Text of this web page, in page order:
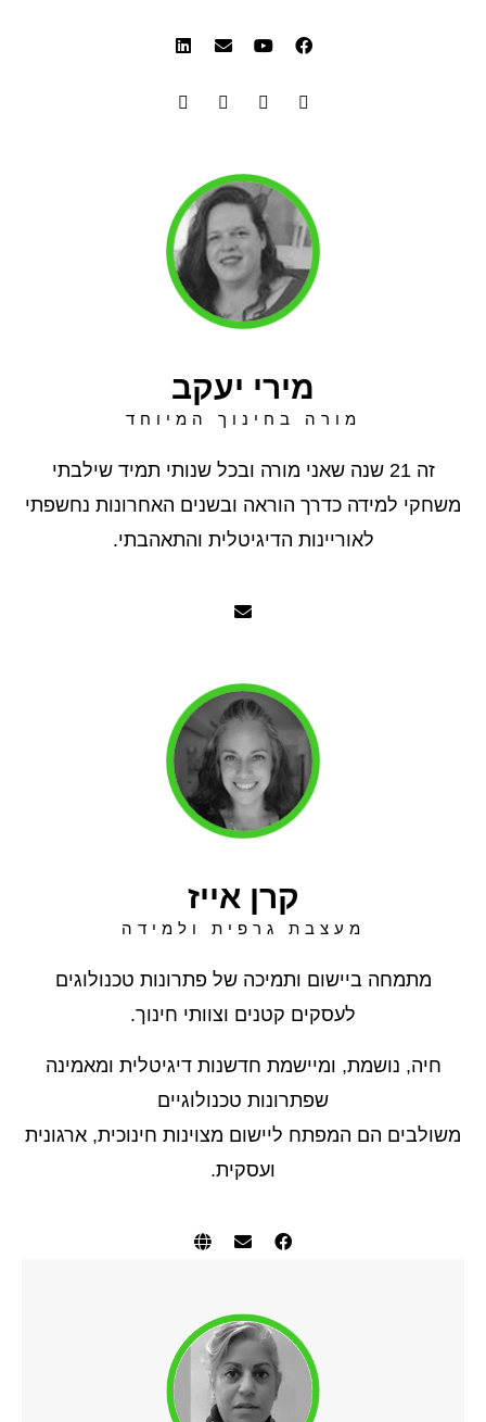
מירי יעקב
מורה בחינוך המיוחד
זה 21 שנה שאני מורה ובכל שנותי תמיד שילבתי
משחקי למידה כדרך הוראה ובשנים האחרונות נחשפתי
לאוריינות הדיגיטלית והתאהבתי.
קרן אייז
מעצבת גרפית ולמידה
מתמחה ביישום ותמיכה של פתרונות טכנולוגים
לעסקים קטנים וצוותי חינוך.
חיה, נושמת, ומיישמת חדשנות דיגיטלית ומאמינה
שפתרונות טכנולוגיים
משולבים הם המפתח ליישום מצוינות חינוכית, ארגונית
ועסקית.